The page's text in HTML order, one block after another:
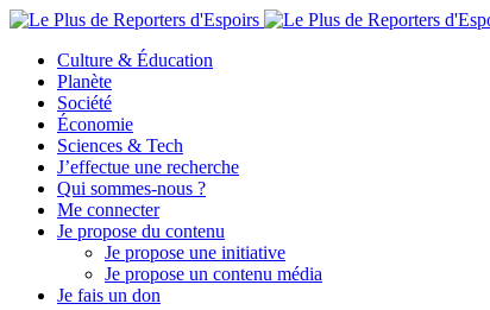
Culture & Éducation
Planète
Société
Économie
Sciences & Tech
J’effectue une recherche
Qui sommes-nous ?
Me connecter
Je propose du contenu
Je propose une initiative
Je propose un contenu média
Je fais un don